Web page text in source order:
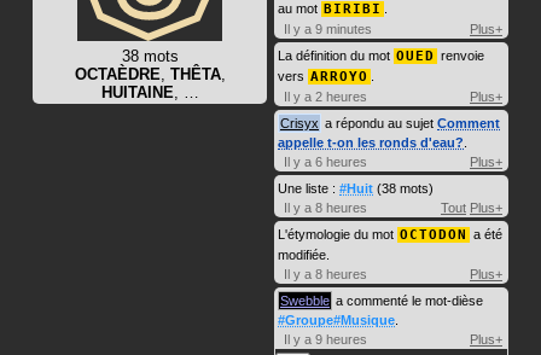
38 mots
OCTAÈDRE, THÊTA,
HUITAINE, …
au mot BIRIBI
Il y a 9 minutes
Plus+
La définition du mot OUED renvoie
vers ARROYO
Il y a 2 heures
Plus+
Crisyx a répondu au sujet Comment
appelle t-on les ronds d'eau?
Il y a 6 heures
Plus+
Une liste : #Huit (38 mots)
Il y a 8 heures
Tout Plus+
L'étymologie du mot OCTODON a été
modifiée.
Il y a 8 heures
Plus+
Swebble a commenté le mot-dièse
#Groupe#Musique
Il y a 9 heures
Plus+